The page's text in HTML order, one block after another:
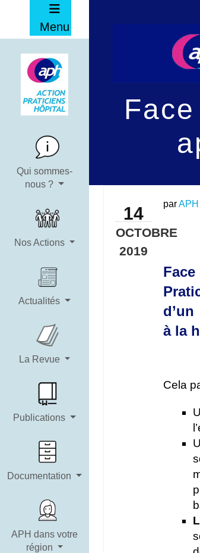
Menu
Qui sommes-
nous ?
Nos Actions
Actualités
La Revue
Publications
Documentation
APH dans votre
région
14
OCTOBRE
2019
parAPH
à la
Cela